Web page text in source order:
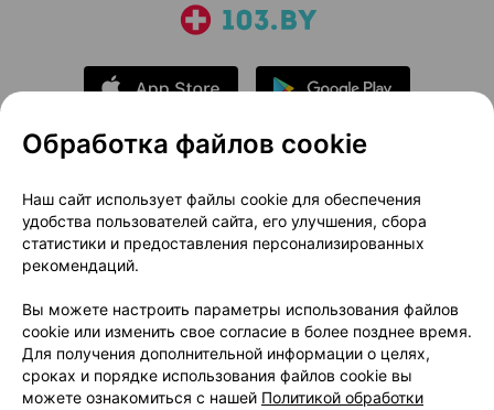
О проекте
Новости проекта
Размещение рекламы
Медицинский маркетинг
Публичный договор
Доставка
Способы оплаты
Вакансии
Партнеры
Написать руководителю 103.by
Написать в поддержку
Обработка файлов cookie
Наш сайт использует файлы cookie для обеспечения
удобства пользователей сайта, его улучшения, сбора
статистики и предоставления персонализированных
рекомендаций.
Вы можете настроить параметры использования файлов
cookie или изменить свое согласие в более позднее время.
Для получения дополнительной информации о целях,
сроках и порядке использования файлов cookie вы
можете ознакомиться с нашей Политикой обработки